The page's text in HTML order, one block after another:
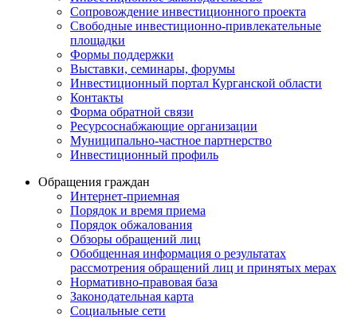
Сопровождение инвестиционного проекта
Свободные инвестиционно-привлекательные
площадки
Формы поддержки
Выставки, семинары, форумы
Инвестиционный портал Курганской области
Контакты
Форма обратной связи
Ресурсоснабжающие организации
Муниципально-частное партнерство
Инвестиционный профиль
Обращения граждан
Интернет-приемная
Порядок и время приема
Порядок обжалования
Обзоры обращений лиц
Обобщенная информация о результатах
рассмотрения обращений лиц и принятых мерах
Нормативно-правовая база
Законодательная карта
Социальные сети